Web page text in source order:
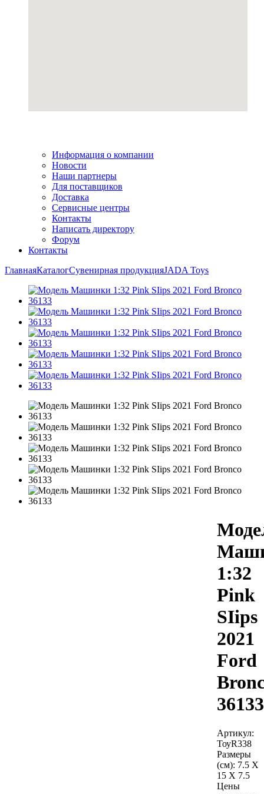
Информация о компании
Новости
Наши партнеры
Для поставщиков
Доставка
Сервисные центры
Контакты
Написать директору
Форум
Контакты
ГлавнаяКаталогСувенирная продукцияJADA Toys
1:32
Pink
SIips
2021
Ford
36133
Артикул:
ТоуR338
Размеры
(см): 7.5 X
15 X 7.5
Цены